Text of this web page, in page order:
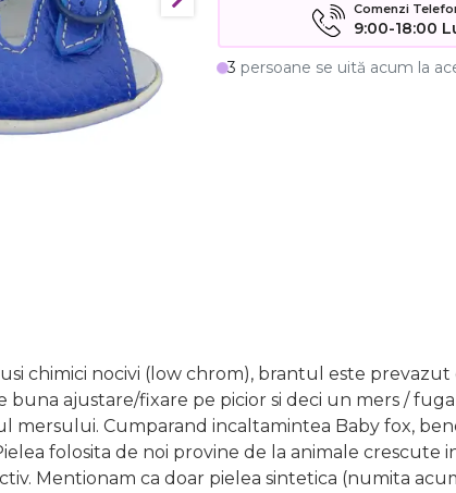
Comenzi
9:00-18:00
3 persoane se uită acum la
chimici nocivi (low chrom), brantul este
ajustare/fixare pe picior si deci un mers /
mersului. Cumparand incaltamintea Baby fox,
folosita de noi provine de la animale crescute
Mentionam ca doar pielea sintetica (numita